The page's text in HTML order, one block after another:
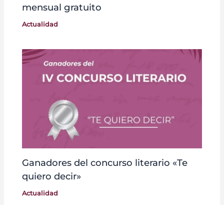
mensual gratuito
Actualidad
Ganadores del concurso literario «Te
quiero decir»
Actualidad